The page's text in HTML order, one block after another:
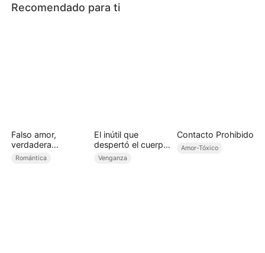
Recomendado para ti
Falso amor,
verdadera
venganza
Romántica
El inútil que
despertó el cuerpo
divino
Venganza
Contacto Prohibido
Amor-Tóxico